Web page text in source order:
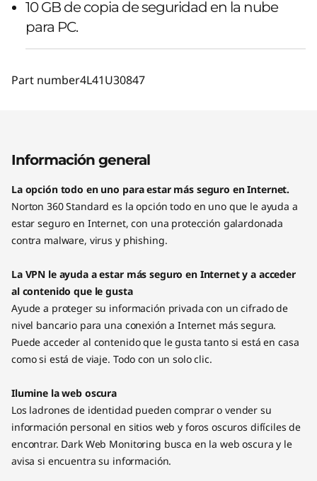
10 GB de copia de seguridad en la nube
para PC.
Part number4L41U30847
Información general
La opción todo en uno para estar más seguro en Internet.
Norton 360 Standard es la opción todo en uno que le ayuda a
estar seguro en Internet, con una protección galardonada
contra malware, virus y phishing.
La VPN le ayuda a estar más seguro en Internet y a acceder
al contenido que le gusta
Ayude a proteger su información privada con un cifrado de
nivel bancario para una conexión a Internet más segura.
Puede acceder al contenido que le gusta tanto si está en casa
como si está de viaje. Todo con un solo clic.
Ilumine la web oscura
Los ladrones de identidad pueden comprar o vender su
información personal en sitios web y foros oscuros difíciles de
encontrar. Dark Web Monitoring busca en la web oscura y le
avisa si encuentra su información.